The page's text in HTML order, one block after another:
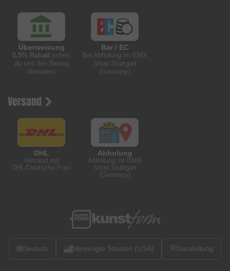
Überweisung
0,5% Rabatt sofern
du uns den Betrag
überweist
Bar / EC
Bei Abholung im BMX
Shop Stuttgart
(Germany)
Versand
DHL
Versand mit
DHL/Deutsche Post
Abholung
Abholung im BMX
Shop Stuttgart
(Germany)
🌐Deutsch Vereinigte Staaten (USA) Darstellung